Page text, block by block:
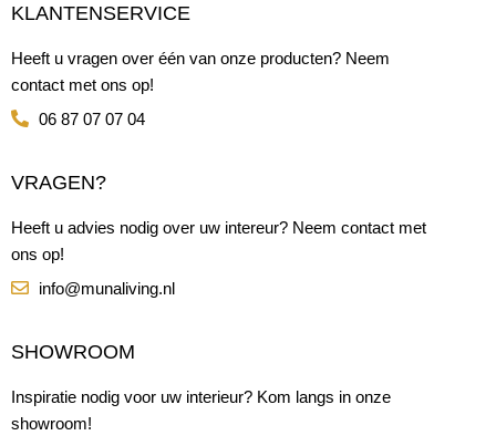
KLANTENSERVICE
Heeft u vragen over één van onze producten? Neem
contact met ons op!
06 87 07 07 04
VRAGEN?
Heeft u advies nodig over uw intereur? Neem contact met
ons op!
info@munaliving.nl
SHOWROOM
Inspiratie nodig voor uw interieur? Kom langs in onze
showroom!